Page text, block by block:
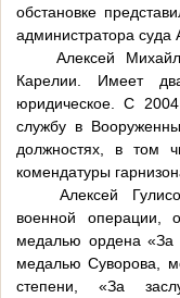
обстановке
администратора суда
Алексей
Карелии. Имеет
юридическое. С
службу в
должностях, в том
комендатуры
Алексей
военной операции,
медалью ордена «За
медалью Суворова,
степени, «За